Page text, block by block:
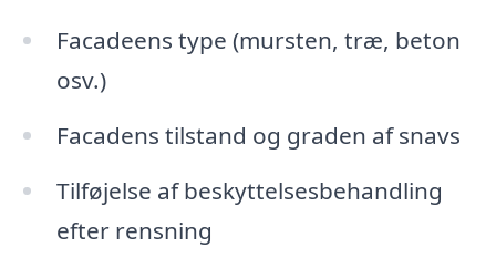
Facadeens type (mursten, træ, beton
osv.)
Facadens tilstand og graden af snavs
Tilføjelse af beskyttelsesbehandling
efter rensning